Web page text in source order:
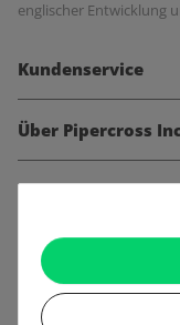
englischer Entwicklung
Kundenservice
Über Pipercross
Informationen
Gesetzliche